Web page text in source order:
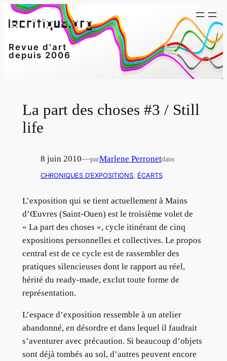
Aller
au
Revue d'art
depuis 2006
La part des choses #3 / Still
life
8 juin 2010—parMarlene Perronetdans
CHRONIQUES D’EXPOSITIONS, ÉCARTS
L’exposition qui se tient actuellement à Mains
d’Œuvres (Saint-Ouen) est le troisième volet de
« La part des choses », cycle itinérant de cinq
expositions personnelles et collectives. Le propos
central est de ce cycle est de rassembler des
pratiques silencieuses dont le rapport au réel,
hérité du ready-made, exclut toute forme de
représentation.
L’espace d’exposition ressemble à un atelier
abandonné, en désordre et dans lequel il faudrait
s’aventurer avec précaution. Si beaucoup d’objets
sont déjà tombés au sol, d’autres peuvent encore